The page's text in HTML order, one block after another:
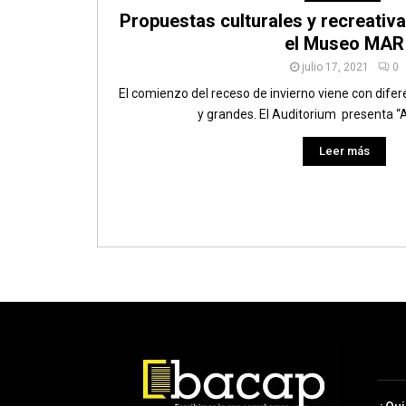
Propuestas culturales y
el Museo MAR
julio 17, 2021 0
El comienzo del receso de invierno viene con
y grandes. El Auditorium presenta “A
Leer más